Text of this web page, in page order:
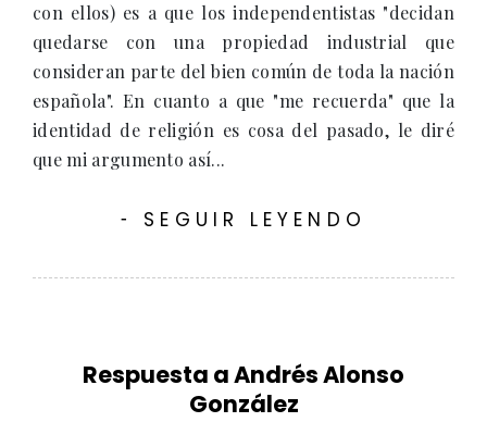
con ellos) es a que los independentistas "decidan
quedarse con una propiedad industrial que
consideran parte del bien común de toda la nación
española". En cuanto a que "me recuerda" que la
identidad de religión es cosa del pasado, le diré
que mi argumento así...
- SEGUIR LEYENDO
Respuesta a Andrés Alonso
González